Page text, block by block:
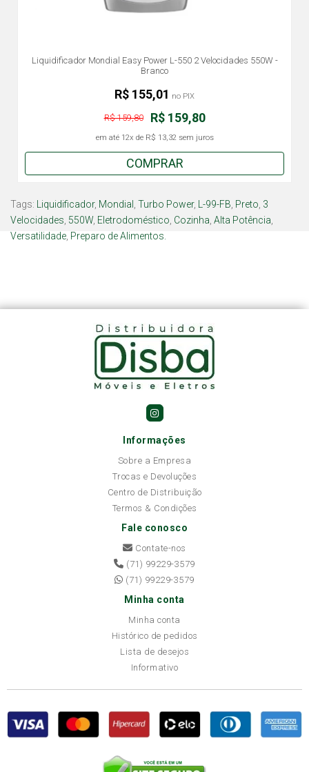
Liquidificador Mondial Easy Power L-550 2 Velocidades 550W -
Branco
R$ 159,80
R$ 159,80
em até 12x de R$ 13,32sem juros
R$ 155,01 no PIX
COMPRAR
Tags: Liquidificador, Mondial Turbo Power, L-99-FB Preto 3
Velocidades 550W Eletrodoméstico Cozinha Alta Potência
Versatilidade Preparo de Alimentos.
Informações
Sobre a Empresa
Trocas e Devoluções
Centro de Distribuição
Termos & Condições
Fale conosco
Contate-nos
(71) 99229-3579
(71) 99229-3579
Minha conta
Minha conta
Histórico de pedidos
Lista de desejos
Informativo